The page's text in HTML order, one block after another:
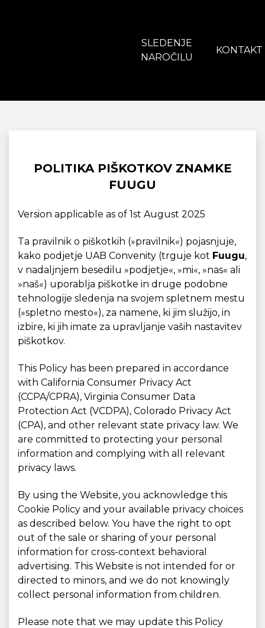
SLEDENJE
NAROČILU
KONTAKT
POLITIKA PIŠKOTKOV ZNAMKE
FUUGU
Version applicable as of 1st August 2025
Ta pravilnik o piškotkih (»pravilnik«) pojasnjuje,
kako podjetje UAB Convenity (trguje kot Fuugu,
v nadaljnjem besedilu »podjetje«, »mi«, »nas« ali
»naš«) uporablja piškotke in druge podobne
tehnologije sledenja na svojem spletnem mestu
(»spletno mesto«), za namene, ki jim služijo, in
izbire, ki jih imate za upravljanje vaših nastavitev
piškotkov.
This Policy has been prepared in accordance
with California Consumer Privacy Act
(CCPA/CPRA), Virginia Consumer Data
Protection Act (VCDPA), Colorado Privacy Act
(CPA), and other relevant state privacy law. We
are committed to protecting your personal
information and complying with all relevant
privacy laws.
By using the Website, you acknowledge this
Cookie Policy and your available privacy choices
as described below. You have the right to opt
out of the sale or sharing of your personal
information for cross-context behavioral
advertising. This Website is not intended for or
directed to minors, and we do not knowingly
collect personal information from children.
Please note that we may update this Policy